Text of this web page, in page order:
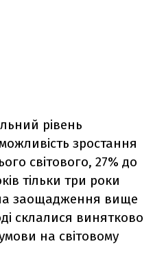
рівень
зростання
світового, 27% до
тільки три роки
заощадження вище
склалися винятково
на світовому